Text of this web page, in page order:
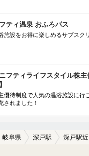
ティ温泉 おふろパス
施設をお得に楽しめるサブスク
ニフティライフスタイル株
優待制度で人気の温浴施設に行
されました！
岐阜県 深戸駅